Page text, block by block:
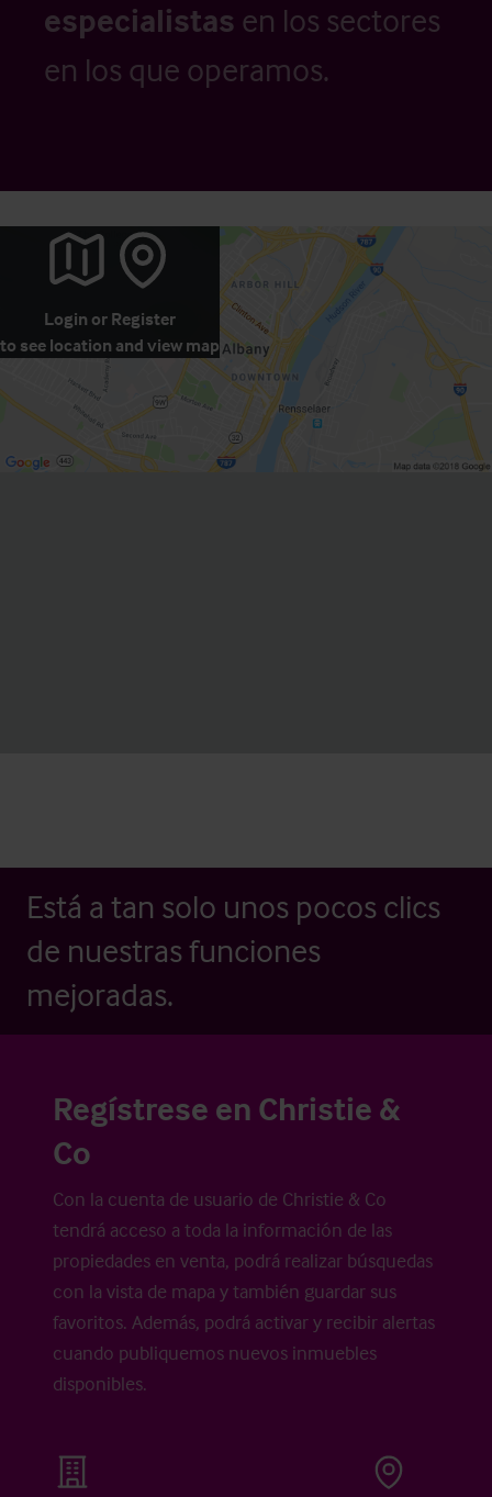
especialistas en los sectores
en los que operamos.
Login or Register
to see location and view map
Está a tan solo unos pocos clics
de nuestras funciones
mejoradas.
Regístrese en Christie &
Co
Con la cuenta de usuario de Christie & Co
tendrá acceso a toda la información de las
propiedades en venta, podrá realizar búsquedas
con la vista de mapa y también guardar sus
favoritos. Además, podrá activar y recibir alertas
cuando publiquemos nuevos inmuebles
disponibles.